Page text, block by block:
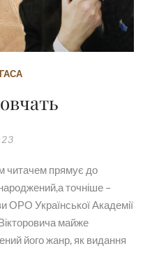
прямує до
точніше –
ОРО Української Академії
майже
його жанр, як видання